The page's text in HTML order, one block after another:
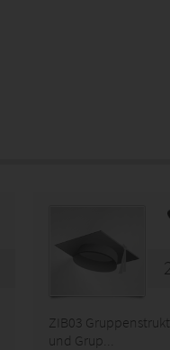
ZIB03
und Grup...